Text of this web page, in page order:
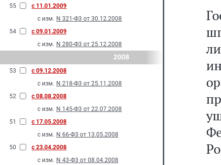
55
с 11.01.2009
с изм. N 321-Ф3 от 30.12.2008
54
с 09.01.2009
с изм. N 280-Ф3 от 25.12.2008
2008
53
с 09.12.2008
с изм. N 218-Ф3 от 25.11.2008
52
с 08.08.2008
с изм. N 145-Ф3 от 22.07.2008
51
с 17.05.2008
с изм. N 66-Ф3 от 13.05.2008
50
с 23.04.2008
с изм. N 43-Ф3 от 08.04.2008